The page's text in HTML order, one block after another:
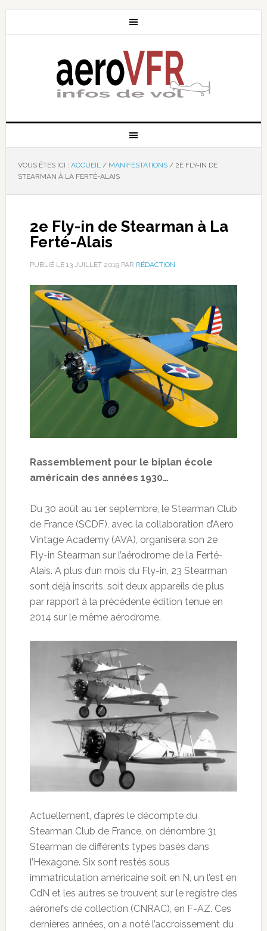
VOUS ÊTES ICI : ACCUEIL / MANIFESTATIONS /2E FLY-IN DE
STEARMAN À LA FERTÉ-ALAIS
2e Fly-in de Stearman à La
Ferté-Alais
PUBLIÉ LE 13 JUILLET 2019PAR RÉDACTION
Rassemblement pour le biplan école
américain des années 1930…
Du 30 août au 1er septembre, le Stearman Club
de France (SCDF), avec la collaboration d’Aero
Vintage Academy (AVA), organisera son 2e
Fly-in Stearman sur l’aérodrome de la Ferté-
Alais. A plus d’un mois du Fly-in, 23 Stearman
sont déjà inscrits, soit deux appareils de plus
par rapport à la précédente édition tenue en
2014 sur le même aérodrome.
Actuellement, d’après le décompte du
Stearman Club de France, on dénombre 31
Stearman de différents types basés dans
l’Hexagone. Six sont restés sous
immatriculation américaine soit en N, un l’est en
CdN et les autres se trouvent sur le registre des
aéronefs de collection (CNRAC), en F-AZ. Ces
dernières années, on a noté l’accroissement du